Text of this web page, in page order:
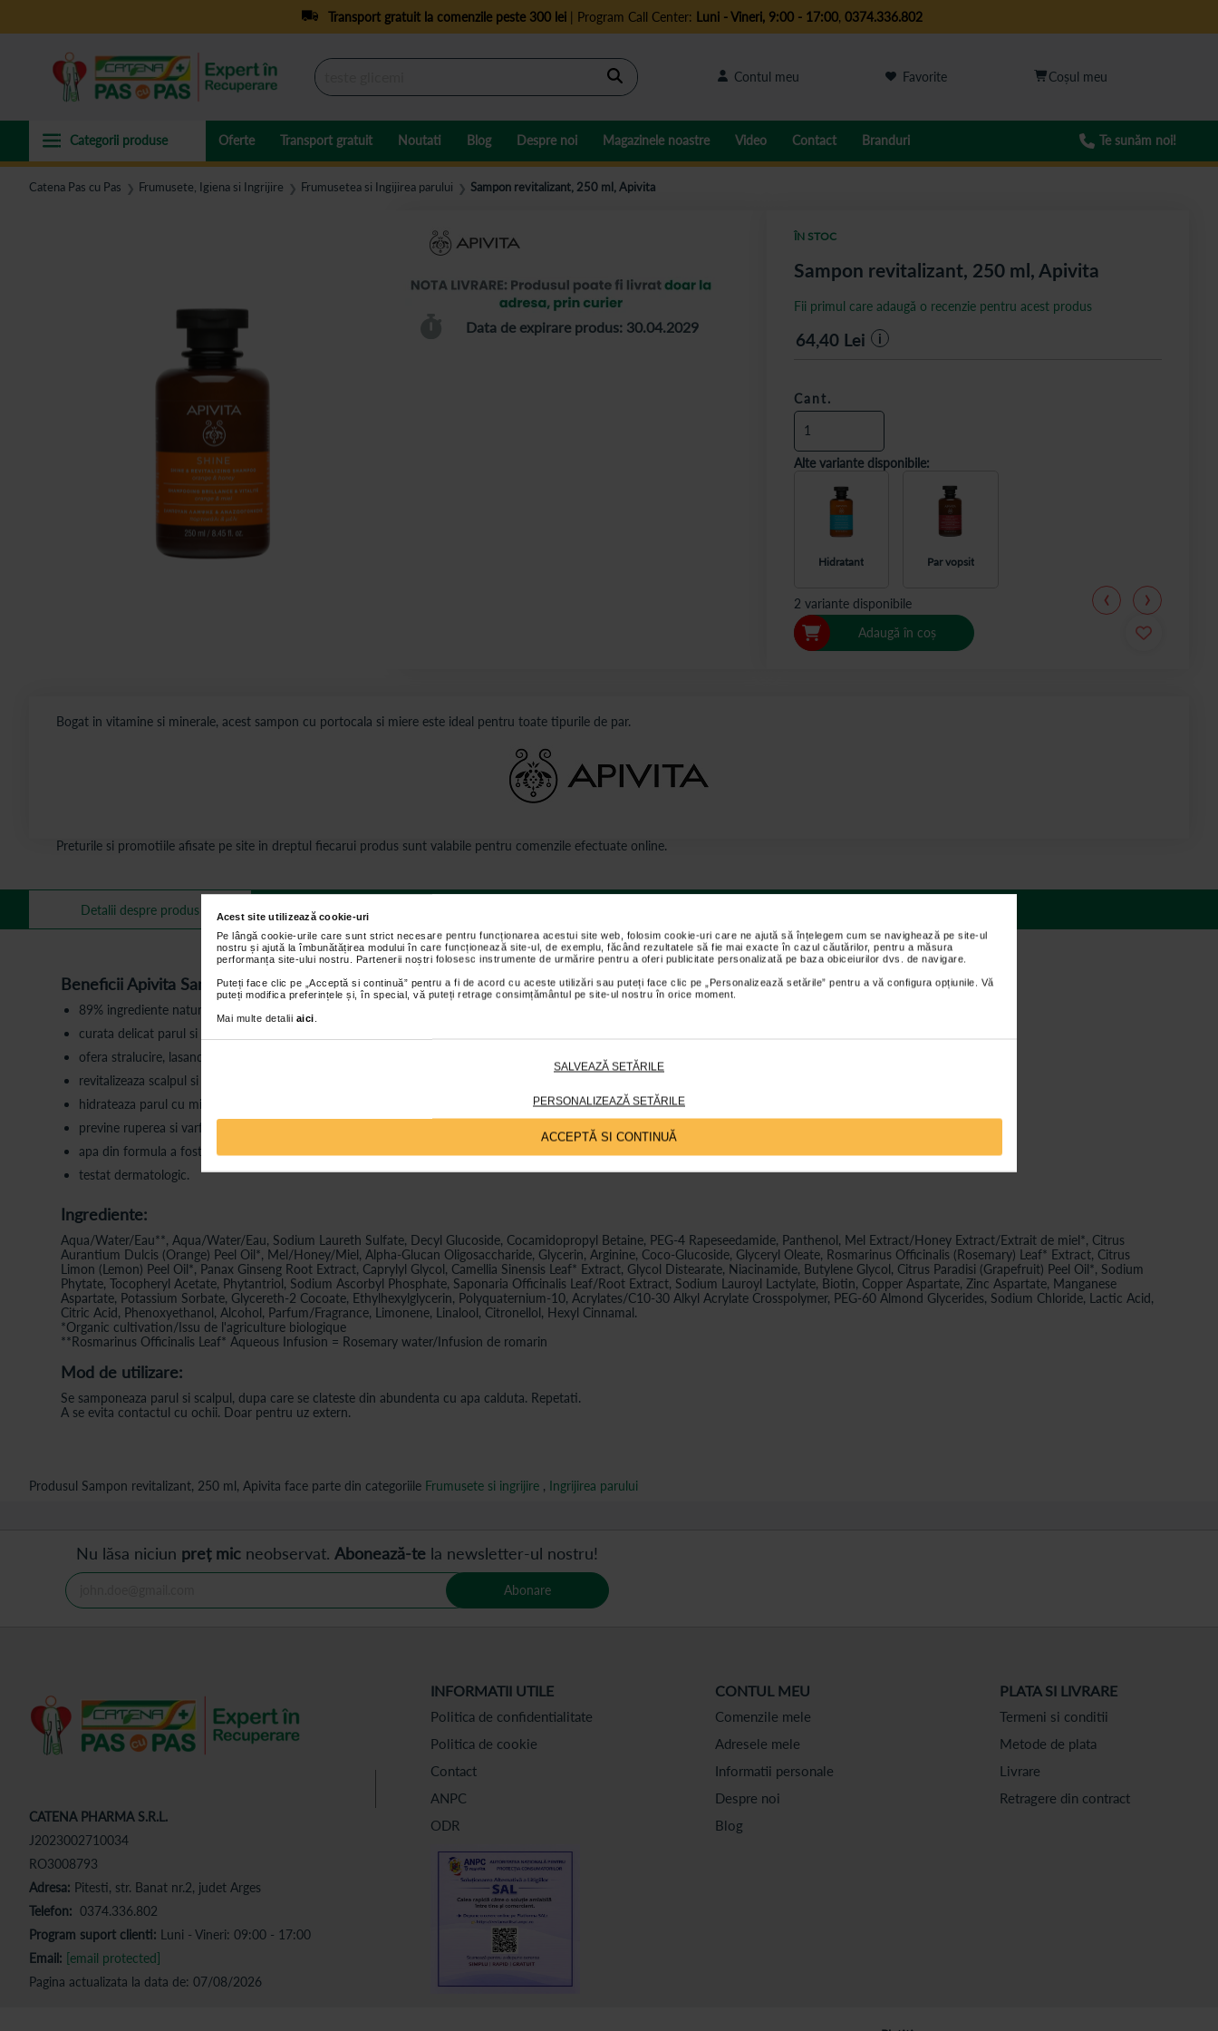
Acest site utilizează cookie-uri
Pe lângă cookie-urile care sunt strict necesare pentru funcționarea acestui site web, folosim cookie-uri care ne ajută să înțelegem cum se navighează pe site-ul
nostru și ajută la îmbunătățirea modului în care funcționează site-ul, de exemplu, făcând rezultatele să fie mai exacte în cazul căutărilor, pentru a măsura
performanța site-ului nostru. Partenerii noștri folosesc instrumente de urmărire pentru a oferi publicitate personalizată pe baza obiceiurilor dvs. de navigare.
Puteți face clic pe „Acceptă si continuă” pentru a fi de acord cu aceste utilizări sau puteți face clic pe „Personalizează setările” pentru a vă configura opțiunile. Vă
puteți modifica preferințele și, în special, vă puteți retrage consimțământul pe site-ul nostru în orice moment.
Mai multe detalii aici
SALVEAZĂ SETĂRILE
PERSONALIZEAZĂ SETĂRILE
ACCEPTĂ SI CONTINUĂ
Transport gratuit la comenzile peste 300 lei| Program Call Center: Luni - Vineri, 9:00 - 17:00, 0374.336.802
Cautare Contul meu Favorite
Oferte Transport gratuit Noutati Blog Despre noi Magazinele noastre Video Contact Branduri Te sunăm noi!
Catena Pas cu Pas ❯ Frumusete, Igiena si Ingrijire ❯ Frumusetea si Ingijirea parului ❯ Sampon revitalizant, 250 ml, Apivita
Data de expirare produs: 30.04.2029
Bogat in vitamine si minerale, acest sampon cu portocala si miere este ideal pentru toate tipurile de par.
Sampon revitalizant, 250 ml, Apivita
ÎN STOC
Fii primul care adaugă o recenzie pentru acest produs
64,40Lei i
Cant.
Alte variante disponibile:
Hidratant Par vopsit
2 variante disponibile
Adaugă în coș
Preturile si promotiile afisate pe site in dreptul fiecarui produs sunt valabile pentru comenzile efectuate online.
Detalii despre produs
Beneficii Apivita Sampon revitalizant:
89% ingrediente naturale;
curata delicat parul si respecta microbiomul scalpului;
ofera stralucire, lasand parul puternic si plin de vitalitate datorita formulei imbogatita cu 4 vitamine, minerale (zinc, cupru si aspartat de magneziu) si extract de ginseng;
revitalizeaza scalpul si trezeste simturile datorita uleiurilor esentiale organice de portocale, lamaie si grapefruit;
hidrateaza parul cu miere organica si pantenol;
previne ruperea si varfurile despicate, protejand in acelasi timp de factorii de stres externi (poluarea aerului si stylingul), cu ajutorul complexului APISHIELD HS;
apa din formula a fost inlocuita cu o infuzie de rozmarin organic grecesc pentru pentru proprietatile sale tonice si anti-imbatranire;
testat dermatologic.
Ingrediente:
Aqua/Water/Eau**, Aqua/Water/Eau, Sodium Laureth Sulfate, Decyl Glucoside, Cocamidopropyl Betaine, PEG-4 Rapeseedamide, Panthenol, Mel Extract/Honey Extract/Extrait de miel*, Citrus
Aurantium Dulcis (Orange) Peel Oil*, Mel/Honey/Miel, Alpha-Glucan Oligosaccharide, Glycerin, Arginine, Coco-Glucoside, Glyceryl Oleate, Rosmarinus Officinalis (Rosemary) Leaf* Extract, Citrus
Limon (Lemon) Peel Oil*, Panax Ginseng Root Extract, Caprylyl Glycol, Camellia Sinensis Leaf* Extract, Glycol Distearate, Niacinamide, Butylene Glycol, Citrus Paradisi (Grapefruit) Peel Oil*, Sodium
Phytate, Tocopheryl Acetate, Phytantriol, Sodium Ascorbyl Phosphate, Saponaria Officinalis Leaf/Root Extract, Sodium Lauroyl Lactylate, Biotin, Copper Aspartate, Zinc Aspartate, Manganese
Aspartate, Potassium Sorbate, Glycereth-2 Cocoate, Ethylhexylglycerin, Polyquaternium-10, Acrylates/C10-30 Alkyl Acrylate Crosspolymer, PEG-60 Almond Glycerides, Sodium Chloride, Lactic Acid,
Citric Acid, Phenoxyethanol, Alcohol, Parfum/Fragrance, Limonene, Linalool, Citronellol, Hexyl Cinnamal.
*Organic cultivation/Issu de l'agriculture biologique
**Rosmarinus Officinalis Leaf* Aqueous Infusion = Rosemary water/Infusion de romarin
Mod de utilizare:
Se samponeaza parul si scalpul, dupa care se clateste din abundenta cu apa calduta. Repetati.
A se evita contactul cu ochii. Doar pentru uz extern.
Mai multe informații
Produsul Sampon revitalizant, 250 ml, Apivita face parte din categoriile Frumusete si ingrijire , Ingrijirea parului
Nu lăsa niciun preț mic neobservat. Abonează-te la newsletter-ul nostru!
Abonare
CATENA PHARMA S.R.L.
J2023002710034
RO3008793
Adresa: Pitesti, str. Banat nr.2, judet Arges
Telefon: 0374.336.802
Program suport clienti: Luni - Vineri: 09:00 - 17:00
Email: [email protected]
Pagina actualizata la data de: 07/08/2026
INFORMATII UTILE
Politica de confidentialitate
Politica de cookie
Contact
ANPC
ODR
CONTUL MEU
Comenzile mele
Adresele mele
Informatii personale
Despre noi
Blog
PLATA SI LIVRARE
Termeni si conditii
Metode de plata
Livrare
Retragere din contract